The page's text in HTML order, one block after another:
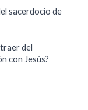
sacerdocio de
del
con Jesús?